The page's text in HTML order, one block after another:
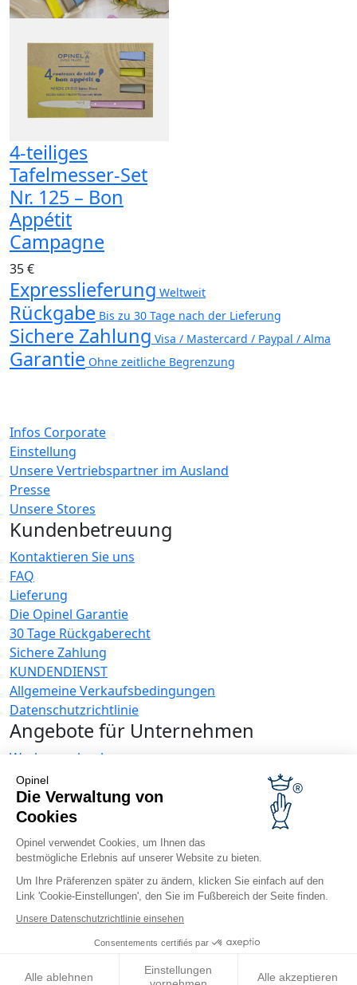
Opinel
Die Verwaltung von
Cookies
Opinel verwendet Cookies, um Ihnen das
bestmögliche Erlebnis auf unserer Website zu bieten.
Um Ihre Präferenzen später zu ändern, klicken Sie einfach auf den
Link 'Cookie-Einstellungen', den Sie im Fußbereich der Seite finden.
Unsere Datenschutzrichtlinie einsehen
Consentements certifiés par
Alle ablehnen
Einstellungen
Alle akzeptieren
4-teiliges
Tafelmesser-Set
Nr. 125 – Bon
Appétit
Campagne
35 €
Expresslieferung Weltweit
Rückgabe Bis zu 30 Tage nach der Lieferung
Sichere Zahlung Visa / Mastercard / Paypal / Alma
Garantie Ohne zeitliche Begrenzung
Infos Corporate
Einstellung
Unsere Vertriebspartner im Ausland
Presse
Unsere Stores
Kundenbetreuung
Kontaktieren Sie uns
FAQ
Lieferung
Die Opinel Garantie
30 Tage Rückgaberecht
Sichere Zahlung
KUNDENDIENST
Allgemeine Verkaufsbedingungen
Datenschutzrichtlinie
Angebote für Unternehmen
Werbegeschenke
Gastronome
Opinel News
Neuigkeiten erhalten
Besuchen Sie uns
© Opinel, 2026.Rechtliche Hinweise ANB
SitemapDie Verwaltung von Cookies